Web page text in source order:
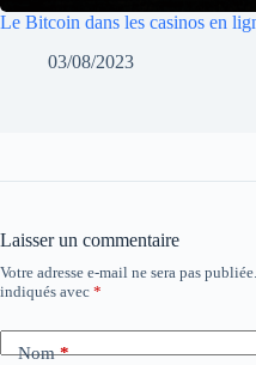
Le Bitcoin dans les casinos en
03/08/2023
Laisser un commentaire
Votre adresse e-mail ne sera pas publiée.
indiqués avec *
Nom*